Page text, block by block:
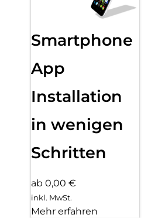
Smartphone
App
Installation
in wenigen
Schritten
ab 0,00 €
inkl. MwSt.
Mehr erfahren